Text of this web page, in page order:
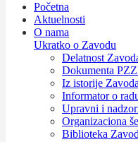
Početna
Aktuelnosti
O nama
Ukratko o Zavodu
Delatnost
Dokumenta
Iz istorije Zavoda
Informator o
Upravni i
Organizaciona
Biblioteka